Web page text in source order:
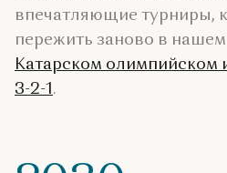
впечатляющие турниры,
пережить заново в
Катарском олимпийском
3-2-1.